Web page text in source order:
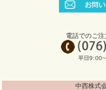
電話でのご
中西株式